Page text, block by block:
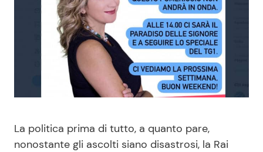
Benessere
Moda e Style
Mondo Mamma
Cucina e Ricette
Consigli di Cucina
Dolci
Le Ricette in TV
La politica prima di tutto, a quanto pare,
nonostante gli ascolti siano disastrosi, la Rai